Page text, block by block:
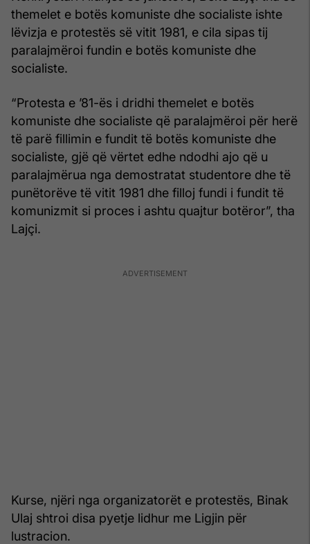
themelet e botës komuniste dhe socialiste ishte
lëvizja e protestës së vitit 1981, e cila sipas tij
paralajmëroi fundin e botës komuniste dhe
socialiste.
“Protesta e ’81-ës i dridhi themelet e botës
komuniste dhe socialiste që paralajmëroi për herë
të parë fillimin e fundit të botës komuniste dhe
socialiste, gjë që vërtet edhe ndodhi ajo që u
paralajmërua nga demostratat studentore dhe të
punëtorëve të vitit 1981 dhe filloj fundi i fundit të
komunizmit si proces i ashtu quajtur botëror”, tha
Lajçi.
Kurse, njëri nga organizatorët e protestës, Binak
Ulaj shtroi disa pyetje lidhur me Ligjin për
lustracion.